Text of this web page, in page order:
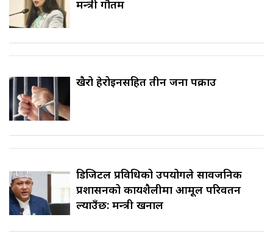
मन्त्री गौतम
खैरो हेरोइनसहित तीन जना पक्राउ
डिजिटल प्रविधिको उपयोगले सार्वजनिक
प्रशासनको कार्यशैलीमा आमूल परिवर्तन
ल्याउँछ: मन्त्री खनाल